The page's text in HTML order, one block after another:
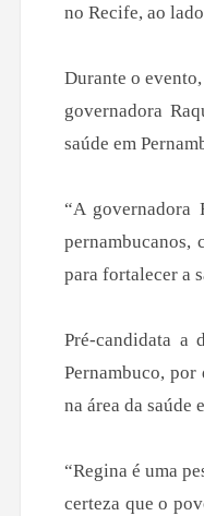
no Recife, ao
Durante o
governadora
saúde em
“A governadora
pernambucanos,
para fortalecer a
Pré-candidata a
Pernambuco, por
na área da
“Regina é uma
certeza que o